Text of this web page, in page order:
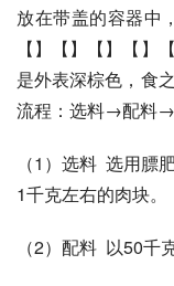
放在带盖的容器中
【】【】【】【】
是外表深棕色，食
流程：选料→配料
（1）选料  选用
1千克左右的肉块。
（2）配料  以50千